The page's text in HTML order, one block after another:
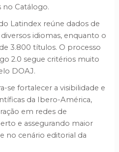
no Catálogo.
Latindex reúne dados de
idiomas, enquanto o
3.800 títulos. O processo
2.0 segue critérios muito
DOAJ.
se fortalecer a visibilidade e
da Ibero-América,
em redes de
e assegurando maior
no cenário editorial da